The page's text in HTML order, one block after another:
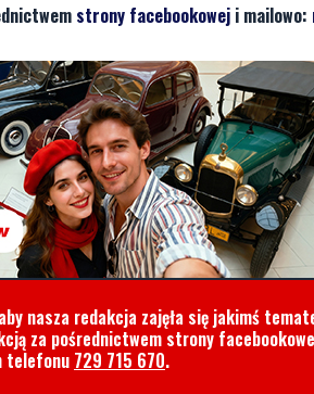
strony facebookowej i mailowo:
nasza redakcja zajęła się jakimś
za pośrednictwem strony
telefonu 729 715 670.